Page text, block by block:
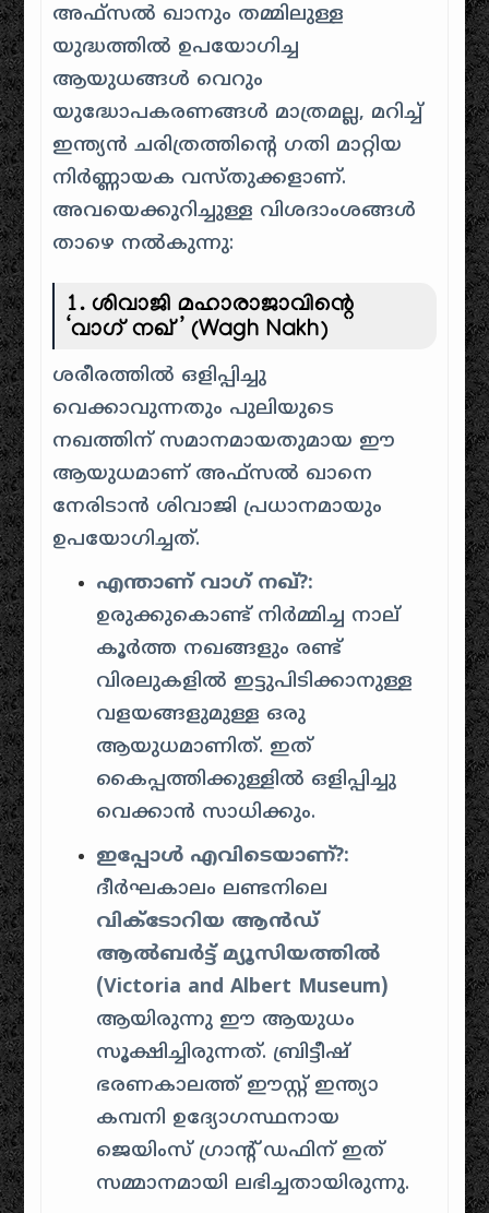
അഫ്സൽ ഖാനും തമ്മിലുള്ള
യുദ്ധത്തിൽ ഉപയോഗിച്ച
ആയുധങ്ങൾ വെറും
യുദ്ധോപകരണങ്ങൾ മാത്രമല്ല, മറിച്ച്
ഇന്ത്യൻ ചരിത്രത്തിന്റെ ഗതി മാറ്റിയ
നിർണ്ണായക വസ്തുക്കളാണ്.
അവയെക്കുറിച്ചുള്ള വിശദാംശങ്ങൾ
താഴെ നൽകുന്നു:
1. ശിവാജി മഹാരാജാവിന്റെ
‘വാഗ് നഖ്’ (Wagh Nakh)
ശരീരത്തിൽ ഒളിപ്പിച്ചു
വെക്കാവുന്നതും പുലിയുടെ
നഖത്തിന് സമാനമായതുമായ ഈ
ആയുധമാണ് അഫ്സൽ ഖാനെ
നേരിടാൻ ശിവാജി പ്രധാനമായും
ഉപയോഗിച്ചത്.
എന്താണ് വാഗ് നഖ്?:
ഉരുക്കുകൊണ്ട് നിർമ്മിച്ച നാല്
കൂർത്ത നഖങ്ങളും രണ്ട്
വിരലുകളിൽ ഇട്ടുപിടിക്കാനുള്ള
വളയങ്ങളുമുള്ള ഒരു
ആയുധമാണിത്. ഇത്
കൈപ്പത്തിക്കുള്ളിൽ ഒളിപ്പിച്ചു
വെക്കാൻ സാധിക്കും.
ഇപ്പോൾ എവിടെയാണ്?:
ദീർഘകാലം ലണ്ടനിലെ
വിക്ടോറിയ ആൻഡ്
ആൽബർട്ട് മ്യൂസിയത്തിൽ
(Victoria and Albert Museum)
ആയിരുന്നു ഈ ആയുധം
സൂക്ഷിച്ചിരുന്നത്. ബ്രിട്ടീഷ്
ഭരണകാലത്ത് ഈസ്റ്റ് ഇന്ത്യാ
കമ്പനി ഉദ്യോഗസ്ഥനായ
ജെയിംസ് ഗ്രാന്റ് ഡഫിന് ഇത്
സമ്മാനമായി ലഭിച്ചതായിരുന്നു.